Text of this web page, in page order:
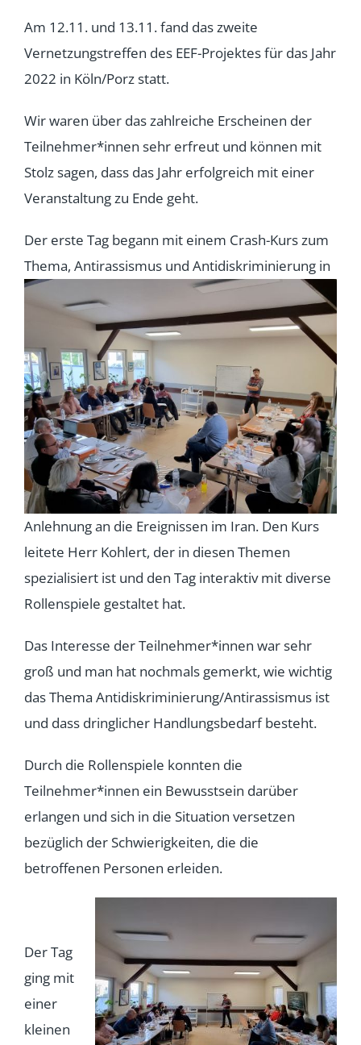
Am 12.11. und 13.11. fand das zweite
Vernetzungstreffen des EEF-Projektes für das Jahr
2022 in Köln/Porz statt.
Wir waren über das zahlreiche Erscheinen der
Teilnehmer*innen sehr erfreut und können mit
Stolz sagen, dass das Jahr erfolgreich mit einer
Veranstaltung zu Ende geht.
Der erste Tag begann mit einem Crash-Kurs zum
Thema, Antirassismus und Antidiskriminierung in
Anlehnung an die Ereignissen im Iran. Den Kurs
leitete Herr Kohlert, der in diesen Themen
spezialisiert ist und den Tag interaktiv mit diverse
Rollenspiele gestaltet hat.
Das Interesse der Teilnehmer*innen war sehr
groß und man hat nochmals gemerkt, wie wichtig
das Thema Antidiskriminierung/Antirassismus ist
und dass dringlicher Handlungsbedarf besteht.
Durch die Rollenspiele konnten die
Teilnehmer*innen ein Bewusstsein darüber
erlangen und sich in die Situation versetzen
bezüglich der Schwierigkeiten, die die
betroffenen Personen erleiden.
Der Tag
ging mit
einer
kleinen